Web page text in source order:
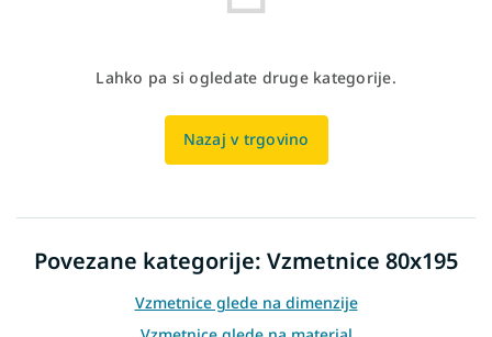
Lahko pa si ogledate druge kategorije.
Nazaj v trgovino
Povezane kategorije: Vzmetnice 80x195
Vzmetnice glede na dimenzije